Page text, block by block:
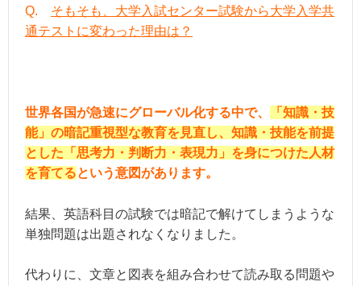
Q. そもそも、大学入試センター試験から大学入学共
通テストに変わった理由は？
世界各国が急速にグローバル化する中で、
「知識・技
能」の暗記重視型な教育を見直し、知識・技能を前提
とした「思考力・判断力・表現力」を身につけた人材
を育てるという意図があります。
結果、英語科目の試験では暗記で解けてしまうような
単独問題は出題されなくなりました。
代わりに、文章と図表を組み合わせて読み取る問題や